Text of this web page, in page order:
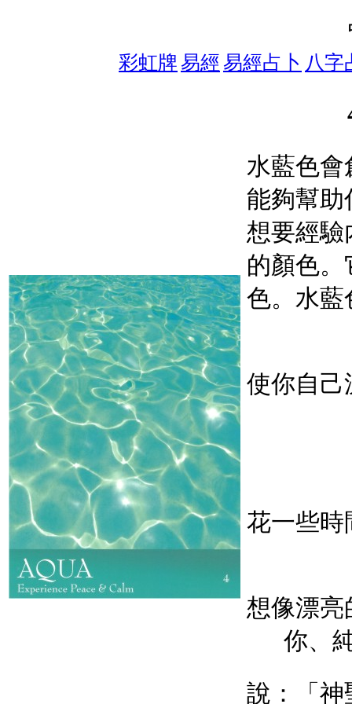
彩虹牌 易經 易經占卜 八字
水藍色會
能夠幫助
想要經驗
的顏色
色。水藍
使你自己
花一些時
想像漂亮
你、
說：「神